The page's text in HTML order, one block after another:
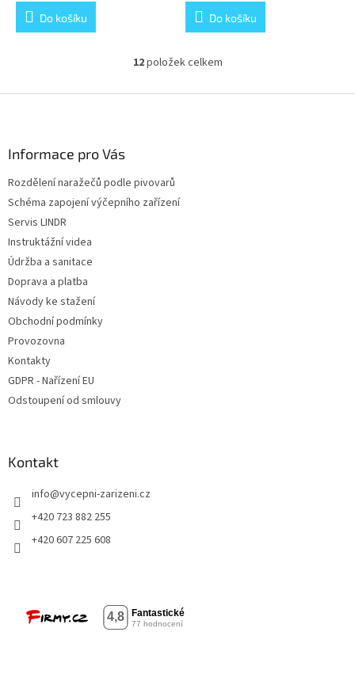
Do košíku Do košíku
O
l
r
12položek celkem
Informace pro Vás
Rozdělení naražečů podle pivovarů
Schéma zapojení výčepního zařízení
Servis LINDR
Instruktážní videa
Údržba a sanitace
Doprava a platba
Návody ke stažení
Obchodní podmínky
Provozovna
Kontakty
GDPR - Nařízení EU
Odstoupení od smlouvy
Kontakt
info@vycepni-zarizeni.cz
+420 723 882 255
+420 607 225 608